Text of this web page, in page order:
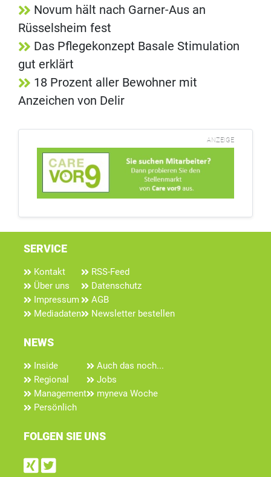
Novum hält nach Garner-Aus an
Rüsselsheim fest
Das Pflegekonzept Basale Stimulation
gut erklärt
18 Prozent aller Bewohner mit
Anzeichen von Delir
ANZEIGE
SERVICE
Kontakt
Über uns
Impressum
Mediadaten
RSS-Feed
Datenschutz
AGB
Newsletter bestellen
NEWS
Inside
Regional
Management
Persönlich
Auch das noch...
Jobs
myneva Woche
FOLGEN SIE UNS
Find us on Xing
Follow us on Twitter